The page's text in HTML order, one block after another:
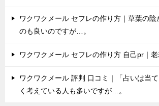
ワクワクメール セフレの作り方｜草葉の陰
のも良いのですが…。
ワクワクメール セフレの作り方 自己pr｜
ワクワクメール 評判 口コミ｜「占いは当
く考えている人も多いですが…。